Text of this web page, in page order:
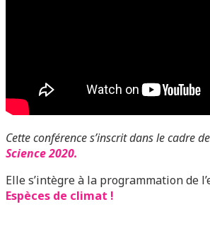
Cette conférence s’inscrit dans le cadre
Science 2020.
Elle s’intègre à la programmation de
Espèces de climat !